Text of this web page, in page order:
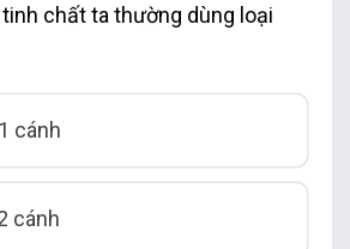
chất ta thường dùng loại
cánh
cánh